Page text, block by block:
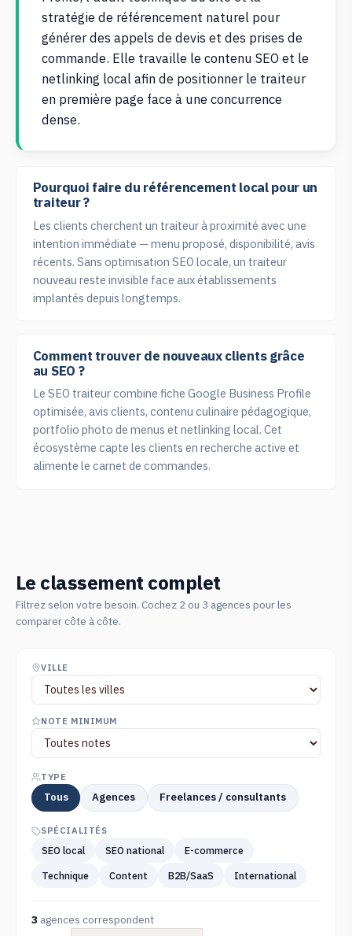
stratégie de référencement naturel pour
générer des appels de devis et des prises de
commande. Elle travaille le contenu SEO et le
netlinking local afin de positionner le traiteur
en première page face à une concurrence
dense.
Pourquoi faire du référencement local pour un
traiteur ?
Les clients cherchent un traiteur à proximité avec une
intention immédiate — menu proposé, disponibilité, avis
récents. Sans optimisation SEO locale, un traiteur
nouveau reste invisible face aux établissements
implantés depuis longtemps.
Comment trouver de nouveaux clients grâce
au SEO ?
Le SEO traiteur combine fiche Google Business Profile
optimisée, avis clients, contenu culinaire pédagogique,
portfolio photo de menus et netlinking local. Cet
écosystème capte les clients en recherche active et
alimente le carnet de commandes.
Le classement complet
Filtrez selon votre besoin. Cochez 2 ou 3 agences pour les
comparer côte à côte.
VILLE
NOTE MINIMUM
TYPE
Tous Agences Freelances / consultants
SPÉCIALITÉS
SEO local SEO national E-commerce
Technique Content B2B/SaaS International
3 agences correspondent